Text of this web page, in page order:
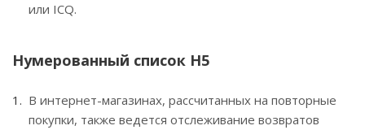
или ICQ.
Нумерованный список H5
В интернет-магазинах, рассчитанных на повторные
покупки, также ведется отслеживание возвратов